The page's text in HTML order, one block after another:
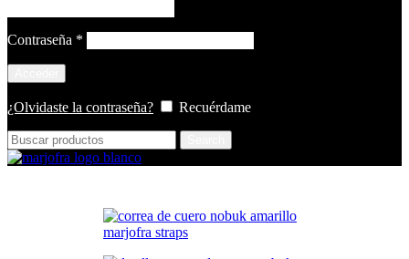
Contraseña *
¿Olvidaste la contraseña? Recuérdame